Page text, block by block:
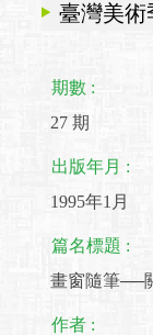
臺灣美術
期數 :
27 期
出版年月 :
1995年1月
篇名標題 :
畫窗隨筆──
作者 :